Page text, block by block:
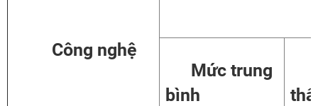
Công nghệ
Mức trung
bình